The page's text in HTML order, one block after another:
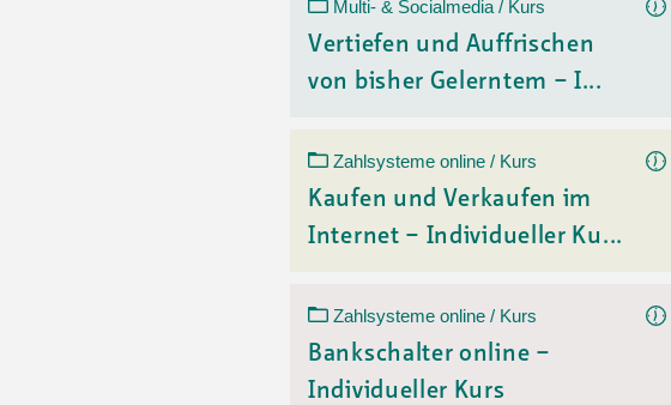
Altersstrategien und Leitbilder
Privatstunden und Support
Weitere Angebote
AGB
Multi- & Socialmedia / Kurs
Vertiefen und Auffrischen
von bisher Gelerntem – I...
Zahlsysteme online / Kurs
Kaufen und Verkaufen im
Internet – Individueller Ku...
Zahlsysteme online / Kurs
Bankschalter online –
Individueller Kurs